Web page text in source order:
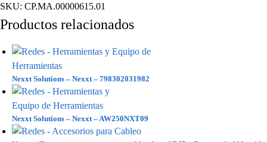
SKU: CP.MA.00000615.01
Productos relacionados
Nexxt Solutions – Nexxt – 798302031982
Nexxt Solutions – Nexxt – AW250NXT09